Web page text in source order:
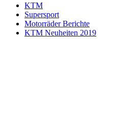
KTM
Supersport
Motorräder Berichte
KTM Neuheiten 2019